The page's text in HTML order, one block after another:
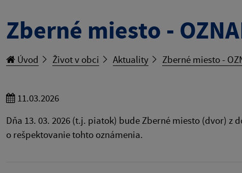
Zberné miesto -
Úvod Život v obci Aktuality Zberné miesto -
11.03.2026
Dňa 13. 03. 2026 (t.j. piatok) bude Zberné miesto (dvor) z
o rešpektovanie tohto oznámenia.